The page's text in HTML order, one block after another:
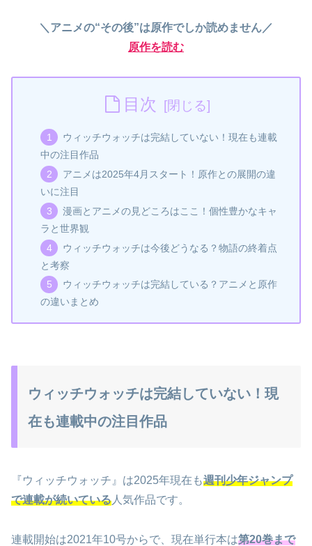
＼アニメの“その後”は原作でしか読めません／
原作を読む
目次
ウィッチウォッチは完結していない！現在も連載
中の注目作品
アニメは2025年4月スタート！原作との展開の違
いに注目
漫画とアニメの見どころはここ！個性豊かなキャ
ラと世界観
ウィッチウォッチは今後どうなる？物語の終着点
と考察
ウィッチウォッチは完結している？アニメと原作
の違いまとめ
ウィッチウォッチは完結していない！現
在も連載中の注目作品
『ウィッチウォッチ』は2025年現在も週刊少年ジャンプ
で連載が続いている 人気作品です。
連載開始は2021年10号からで、現在単行本は第20巻まで